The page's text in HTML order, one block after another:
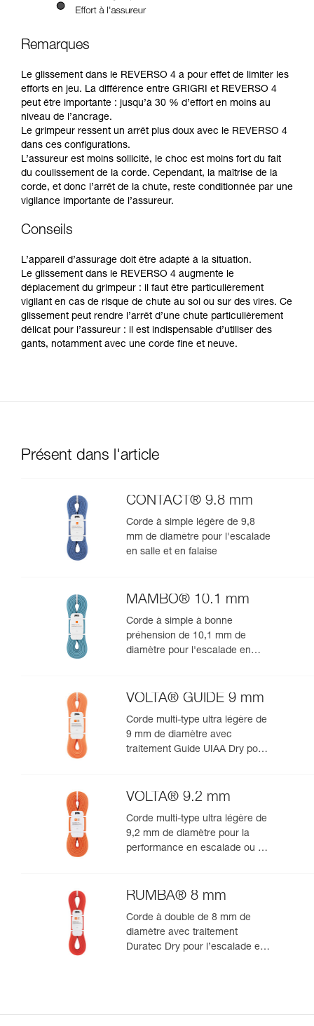
Remarques
Le glissement dans le REVERSO 4 a pour effet de limiter les
efforts en jeu. La différence entre GRIGRI et REVERSO 4
peut être importante : jusqu’à 30 % d’effort en moins au
niveau de l’ancrage.
Le grimpeur ressent un arrêt plus doux avec le REVERSO 4
dans ces configurations.
L’assureur est moins sollicité, le choc est moins fort du fait
du coulissement de la corde. Cependant, la maîtrise de la
corde, et donc l’arrêt de la chute, reste conditionnée par une
vigilance importante de l’assureur.
Conseils
L’appareil d’assurage doit être adapté à la situation.
Le glissement dans le REVERSO 4 augmente le
déplacement du grimpeur : il faut être particulièrement
vigilant en cas de risque de chute au sol ou sur des vires. Ce
glissement peut rendre l’arrêt d’une chute particulièrement
délicat pour l’assureur : il est indispensable d’utiliser des
gants, notamment avec une corde fine et neuve.
Présent dans l'article
CONTACT® 9.8 mm
Corde à simple légère de 9,8
mm de diamètre pour l'escalade
en salle et en falaise
MAMBO® 10.1 mm
Corde à simple à bonne
préhension de 10,1 mm de
diamètre pour l'escalade en
VOLTA® GUIDE 9 mm
Corde multi-type ultra légère de
9 mm de diamètre avec
traitement Guide UIAA Dry pour
VOLTA® 9.2 mm
Corde multi-type ultra légère de
9,2 mm de diamètre pour la
performance en escalade ou en
RUMBA® 8 mm
Corde à double de 8 mm de
diamètre avec traitement
Duratec Dry pour l’escalade en